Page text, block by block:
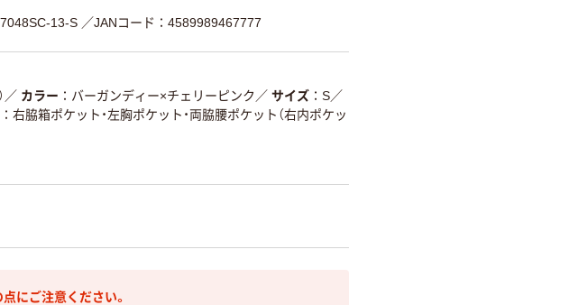
13-S ／JANコード：4589989467777
／ カラー バーガンディー×チェリーピンク ／ サイズ S／
右脇箱ポケット・左胸ポケット・両脇腰ポケット（右内ポケッ
にご注意ください。